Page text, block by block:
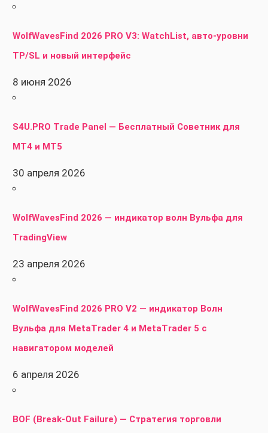
WolfWavesFind 2026 PRO V3: WatchList, авто-уровни
TP/SL и новый интерфейс
8 июня 2026
S4U.PRO Trade Panel — Бесплатный Советник для
MT4 и MT5
30 апреля 2026
WolfWavesFind 2026 — индикатор волн Вульфа для
TradingView
23 апреля 2026
WolfWavesFind 2026 PRO V2 — индикатор Волн
Вульфа для MetaTrader 4 и MetaTrader 5 с
навигатором моделей
6 апреля 2026
BOF (Break-Out Failure) — Стратегия торговли